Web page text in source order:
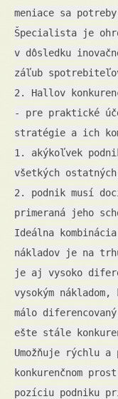
meniace sa
Špecialista je
v dôsledku
záľub
2. Hallov
- pre praktické
stratégie a ich
1. akýkoľvek
všetkých
2. podnik musí
primeraná jeho
Ideálna
nákladov je na
je aj vysoko
vysokým
málo
ešte stále
Umožňuje rýchlu
konkurenčnom
pozíciu podniku